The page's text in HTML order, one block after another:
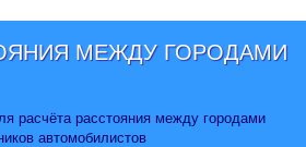
МЕЖДУ ГОРОДАМИ
расчёта расстояния между городами
автомобилистов